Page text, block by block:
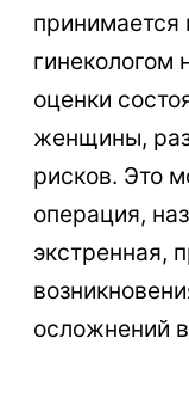
гинекологом
оценки
женщины,
рисков. Это
операция,
экстренная,
осложнений